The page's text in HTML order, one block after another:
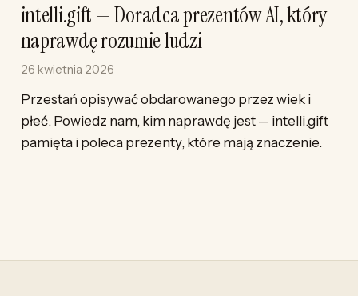
intelli.gift — Doradca prezentów AI, który
naprawdę rozumie ludzi
26 kwietnia 2026
Przestań opisywać obdarowanego przez wiek i
płeć. Powiedz nam, kim naprawdę jest — intelli.gift
pamięta i poleca prezenty, które mają znaczenie.